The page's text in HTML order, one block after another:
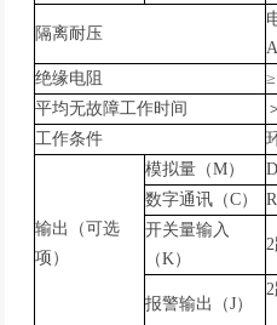
隔离耐压
绝缘电阻
平均无故障工作时间
工作条件
输出（可选
项）
模拟量（M）
数字通讯（C）
开关量输入
（K）
报警输出（J）